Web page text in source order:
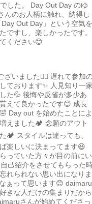
した。 Day Out Day のゆ
んのお人柄に触れ、納得し
Out Day」という空気を
ですし、楽しかったです。
ください😊
いました🙇‍♂️ 遅れて参加
ております✨ 人見知り一
た💦 後悔や反省が多少あ
えて良かったです😊 成長
Day out を始めたことによ
えました🏕 念願のアウト
🏕 スタイルは違っても、
楽しいに決まってます😆
っていた方々が目の前にい
己紹介をさせてもらった
れられない思い出になりま
ぁって思います😊 daimaru
きな人だけの集まりだから
さんが始めてくださっ